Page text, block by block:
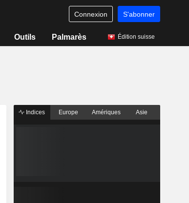
Connexion S'abonner
Outils Palmarès Édition suisse
Indices Europe Amériques Asie